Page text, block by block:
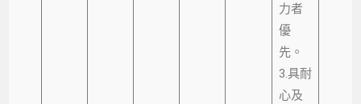
力者
優
先。
3.具耐
心及